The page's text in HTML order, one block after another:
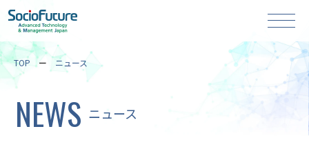
TOP ニュース
NEWS ニュース